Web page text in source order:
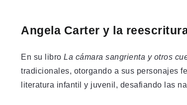
Angela Carter y la
En su libro La cámara sangrienta y otros
tradicionales, otorgando a sus personajes
literatura infantil y juvenil, desafiando las